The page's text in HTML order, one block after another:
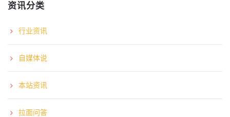
资讯分类
行业资讯
自媒体说
本站资讯
拉面问答